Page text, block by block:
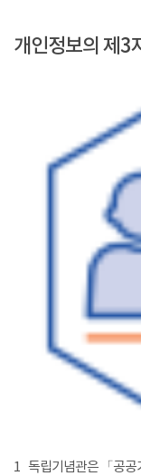
개인정보의 제3
1 독립기념관은 「공공